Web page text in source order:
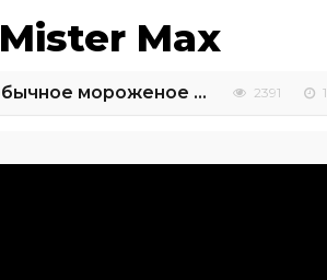
Mister Max
Пробуем необычное мороженое на Коста Рика 2391